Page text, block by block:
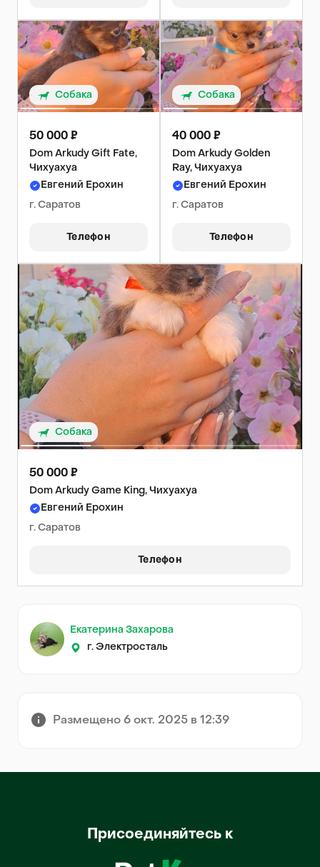
Собака
50 000 ₽
Dom Arkudy Gift Fate,
Чихуахуа
Евгений Ерохин
г. Саратов
Телефон
Собака
40 000 ₽
Dom Arkudy Golden
Ray, Чихуахуа
Евгений Ерохин
г. Саратов
Телефон
Собака
50 000 ₽
Dom Arkudy Game King, Чихуахуа
Евгений Ерохин
г. Саратов
Телефон
Екатерина Захарова
г. Электросталь
Размещено 6 окт. 2025 в 12:39
Присоединяйтесь к